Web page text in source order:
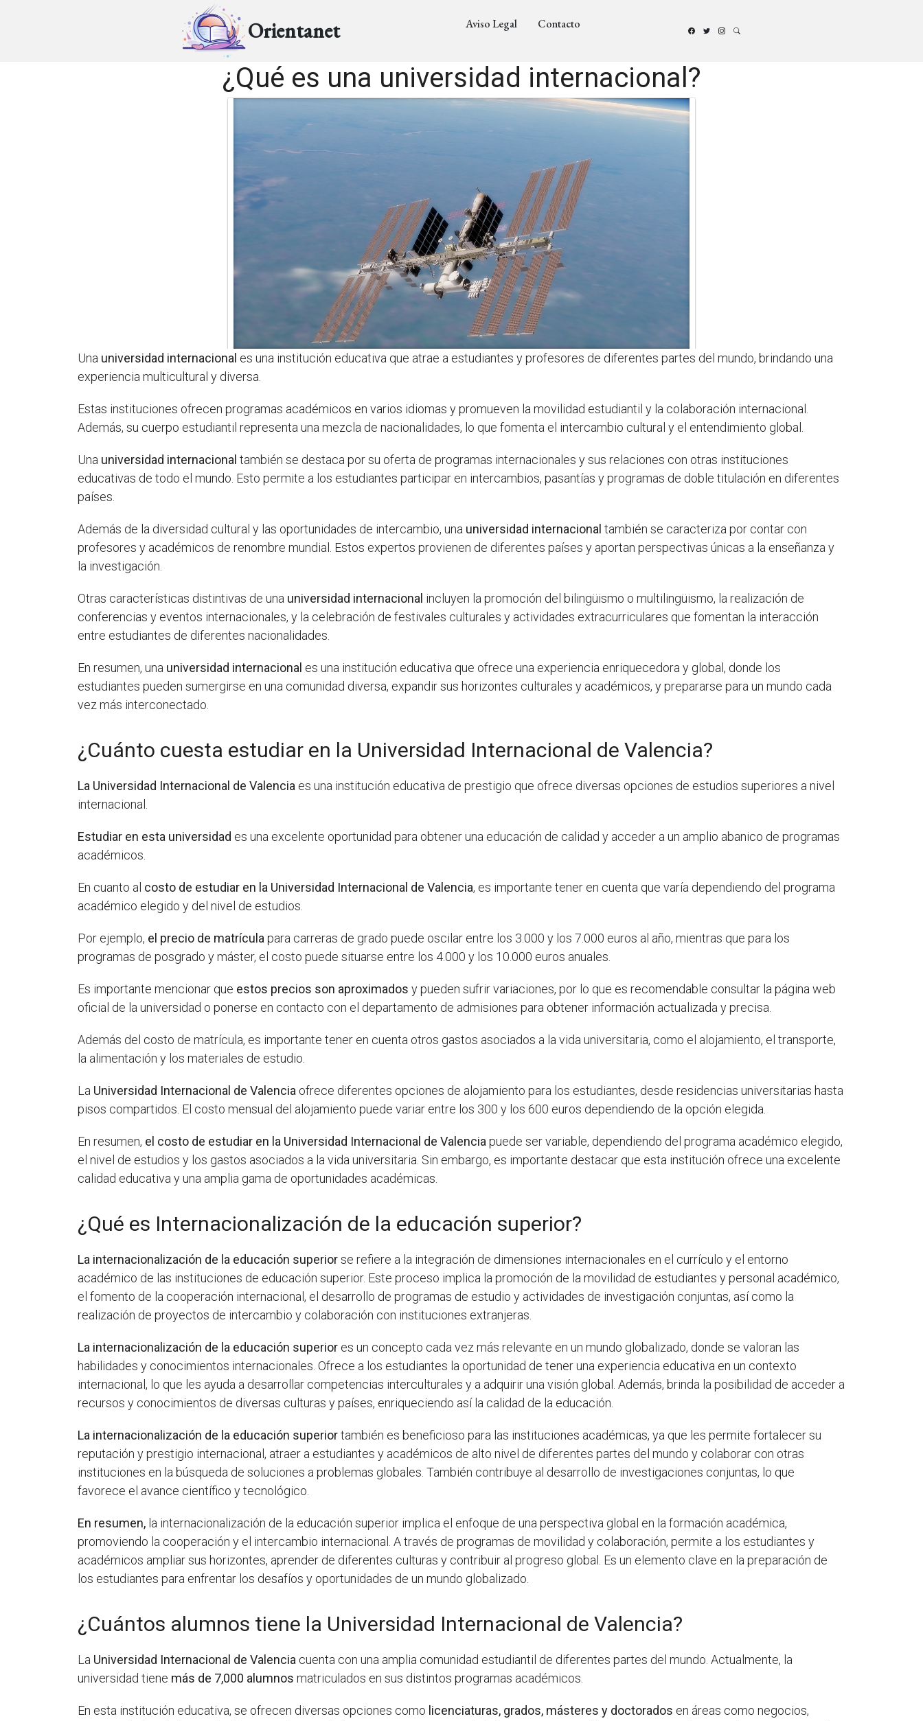
Orientanet Aviso Legal Contacto
¿Qué es una universidad internacional?
Una universidad internacional es una institución educativa que atrae a estudiantes y profesores de diferentes partes del mundo, brindando una
experiencia multicultural y diversa.
Estas instituciones ofrecen programas académicos en varios idiomas y promueven la movilidad estudiantil y la colaboración internacional.
Además, su cuerpo estudiantil representa una mezcla de nacionalidades, lo que fomenta el intercambio cultural y el entendimiento global.
Una universidad internacional también se destaca por su oferta de programas internacionales y sus relaciones con otras instituciones
educativas de todo el mundo. Esto permite a los estudiantes participar en intercambios, pasantías y programas de doble titulación en diferentes
países.
Además de la diversidad cultural y las oportunidades de intercambio, una universidad internacional también se caracteriza por contar con
profesores y académicos de renombre mundial. Estos expertos provienen de diferentes países y aportan perspectivas únicas a la enseñanza y
la investigación.
Otras características distintivas de una universidad internacional incluyen la promoción del bilingüismo o multilingüismo, la realización de
conferencias y eventos internacionales, y la celebración de festivales culturales y actividades extracurriculares que fomentan la interacción
entre estudiantes de diferentes nacionalidades.
En resumen, una universidad internacional es una institución educativa que ofrece una experiencia enriquecedora y global, donde los
estudiantes pueden sumergirse en una comunidad diversa, expandir sus horizontes culturales y académicos, y prepararse para un mundo cada
vez más interconectado.
¿Cuánto cuesta estudiar en la Universidad Internacional de Valencia?
La Universidad Internacional de Valencia es una institución educativa de prestigio que ofrece diversas opciones de estudios superiores a nivel
internacional.
Estudiar en esta universidad es una excelente oportunidad para obtener una educación de calidad y acceder a un amplio abanico de programas
académicos.
En cuanto al costo de estudiar en la Universidad Internacional de Valencia, es importante tener en cuenta que varía dependiendo del programa
académico elegido y del nivel de estudios.
Por ejemplo, el precio de matrículapara carreras de grado puede oscilar entre los 3.000 y los 7.000 euros al año, mientras que para los
programas de posgrado y máster, el costo puede situarse entre los 4.000 y los 10.000 euros anuales.
Es importante mencionar que estos precios son aproximados y pueden sufrir variaciones, por lo que es recomendable consultar la página web
oficial de la universidad o ponerse en contacto con el departamento de admisiones para obtener información actualizada y precisa.
Además del costo de matrícula, es importante tener en cuenta otros gastos asociados a la vida universitaria, como el alojamiento, el transporte,
la alimentación y los materiales de estudio.
La Universidad Internacional de Valencia ofrece diferentes opciones de alojamiento para los estudiantes, desde residencias universitarias hasta
pisos compartidos. El costo mensual del alojamiento puede variar entre los 300 y los 600 euros dependiendo de la opción elegida.
En resumen, el costo de estudiar en la Universidad Internacional de Valenciapuede ser variable, dependiendo del programa académico elegido,
el nivel de estudios y los gastos asociados a la vida universitaria. Sin embargo, es importante destacar que esta institución ofrece una excelente
calidad educativa y una amplia gama de oportunidades académicas.
¿Qué es Internacionalización de la educación superior?
La internacionalización de la educación superiorse refiere a la integración de dimensiones internacionales en el currículo y el entorno
académico de las instituciones de educación superior. Este proceso implica la promoción de la movilidad de estudiantes y personal académico,
el fomento de la cooperación internacional, el desarrollo de programas de estudio y actividades de investigación conjuntas, así como la
realización de proyectos de intercambio y colaboración con instituciones extranjeras.
La internacionalización de la educación superior es un concepto cada vez más relevante en un mundo globalizado, donde se valoran las
habilidades y conocimientos internacionales. Ofrece a los estudiantes la oportunidad de tener una experiencia educativa en un contexto
internacional, lo que les ayuda a desarrollar competencias interculturales y a adquirir una visión global. Además, brinda la posibilidad de acceder a
recursos y conocimientos de diversas culturas y países, enriqueciendo así la calidad de la educación.
La internacionalización de la educación superiortambién es beneficioso para las instituciones académicas, ya que les permite fortalecer su
reputación y prestigio internacional, atraer a estudiantes y académicos de alto nivel de diferentes partes del mundo y colaborar con otras
instituciones en la búsqueda de soluciones a problemas globales. También contribuye al desarrollo de investigaciones conjuntas, lo que
favorece el avance científico y tecnológico.
En resumen, la internacionalización de la educación superior implica el enfoque de una perspectiva global en la formación académica,
promoviendo la cooperación y el intercambio internacional. A través de programas de movilidad y colaboración, permite a los estudiantes y
académicos ampliar sus horizontes, aprender de diferentes culturas y contribuir al progreso global. Es un elemento clave en la preparación de
los estudiantes para enfrentar los desafíos y oportunidades de un mundo globalizado.
¿Cuántos alumnos tiene la Universidad Internacional de Valencia?
La Universidad Internacional de Valencia cuenta con una amplia comunidad estudiantil de diferentes partes del mundo. Actualmente, la
universidad tiene más de 7,000 alumnos matriculados en sus distintos programas académicos.
En esta institución educativa, se ofrecen diversas opciones como licenciaturas, grados, másteres y doctorados en áreas como negocios,